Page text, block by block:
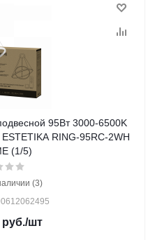
95Вт 3000-6500K
RING-95RC-2WH
(1/5)
(3)
руб./шт